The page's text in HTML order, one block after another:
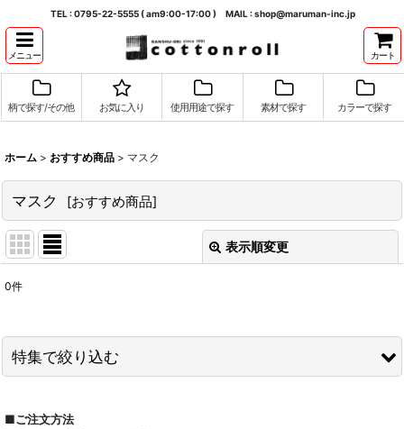
TEL : 0795-22-5555 ( am9:00-17:00 ) MAIL : shop@maruman-inc.jp
メニュー カート
柄で探す/その他 お気に入り 使用用途で探す 素材で探す カラーで探す
ホーム > おすすめ商品 > マスク
マスク [おすすめ商品]
表示順変更
並び順 :
0件
特集で絞り込む
■ご注文方法